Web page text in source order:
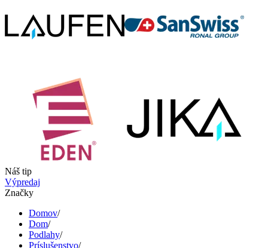
Náš tip
Výpredaj
Značky
Domov/
Dom/
Podlahy/
Príslušenstvo/